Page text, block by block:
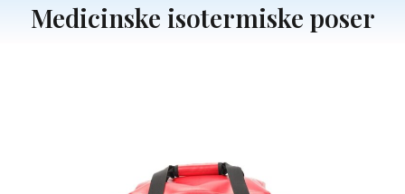
Medicinske isotermiske poser